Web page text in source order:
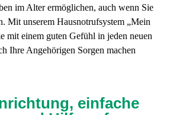
im Alter ermöglichen, auch wenn Sie
Mit unserem Hausnotrufsystem „Mein
mit einem guten Gefühl in jeden neuen
Ihre Angehörigen Sorgen machen
einfache